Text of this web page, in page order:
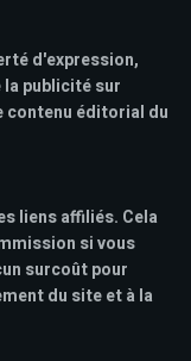
d'expression,
publicité sur
contenu éditorial du
liens affiliés. Cela
si vous
surcoût pour
du site et à la